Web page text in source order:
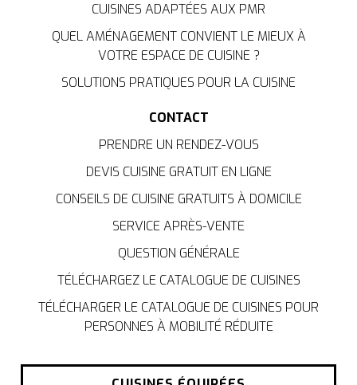
CUISINES ADAPTÉES AUX PMR
QUEL AMÉNAGEMENT CONVIENT LE MIEUX À
VOTRE ESPACE DE CUISINE ?
SOLUTIONS PRATIQUES POUR LA CUISINE
CONTACT
PRENDRE UN RENDEZ-VOUS
DEVIS CUISINE GRATUIT EN LIGNE
CONSEILS DE CUISINE GRATUITS À DOMICILE
SERVICE APRÈS-VENTE
QUESTION GÉNÉRALE
TÉLÉCHARGEZ LE CATALOGUE DE CUISINES
TÉLÉCHARGER LE CATALOGUE DE CUISINES POUR
PERSONNES À MOBILITÉ RÉDUITE